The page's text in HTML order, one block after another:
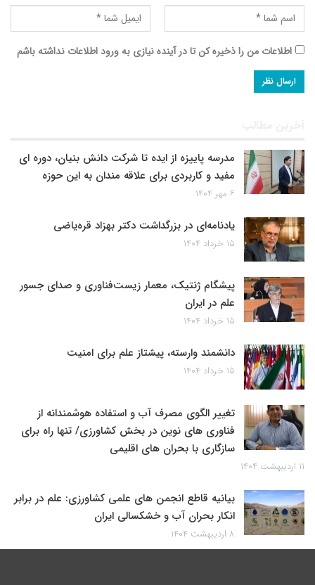
اطلاعات من را ذخیره کن تا در آینده نیازی به ورود اطلاعات نداشته باشم
آخرین مطالب
مدرسه پاییزه از ایده تا شرکت دانش بنیان، دوره ای
مفید و کاربردی برای علاقه مندان به این حوزه
۶ مهر ۱۴۰۴
یادنامه‌ای در بزرگداشت دکتر بهزاد قره‌یاضی
۱۵ خرداد ۱۴۰۴
پیشگام ژنتیک، معمار زیست‌فناوری و صدای جسور
علم در ایران
۱۵ خرداد ۱۴۰۴
دانشمند وارسته، پیشتاز علم برای امنیت
۱۵ خرداد ۱۴۰۴
تغییر الگوی مصرف آب و استفاده هوشمندانه از
فناوری های نوین در بخش کشاورزی/ تنها راه برای
سازگاری با بحران های اقلیمی
۱۱ اردیبهشت ۱۴۰۴
بیانیه قاطع انجمن های علمی کشاورزی: علم در برابر
انکار بحران آب و خشکسالی ایران
۸ اردیبهشت ۱۴۰۴